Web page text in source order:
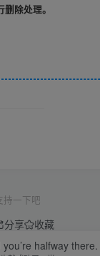
除处理。
持一下吧
分享
收藏
halfway there.